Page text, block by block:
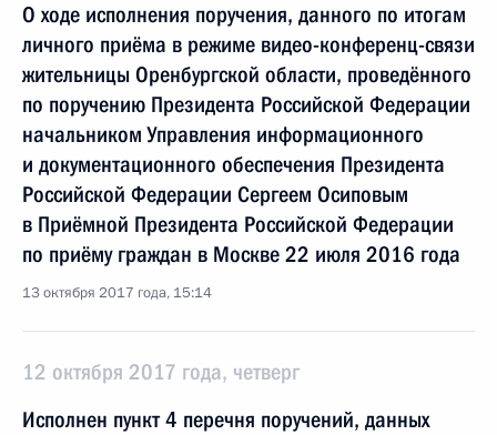
О ходе исполнения поручения, данного по итогам
личного приёма в режиме видео-конференц-связи
жительницы Оренбургской области, проведённого
по поручению Президента Российской Федерации
начальником Управления информационного
и документационного обеспечения Президента
Российской Федерации Сергеем Осиповым
в Приёмной Президента Российской Федерации
по приёму граждан в Москве 22 июля 2016 года
13 октября 2017 года, 15:14
12 октября 2017 года, четверг
Исполнен пункт 4 перечня поручений, данных